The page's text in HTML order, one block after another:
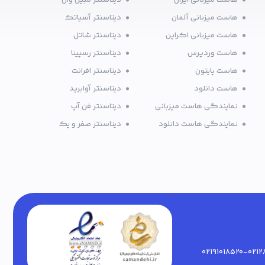
هاست میزبانی آلمان
هاست میزبانی اکراین
هاست وردپرس
هاست پایتون
هاست دانلود
نمایندگی هاست میزبانی
نمایندگی هاست دانلود
دیتاسنتر آسیاتک
دیتاسنتر شاتل
دیتاسنتر رسپینا
دیتاسنتر افرانت
دیتاسنتر آوابرید
دیتاسنتر فن آپ
دیتاسنتر صفر و یک